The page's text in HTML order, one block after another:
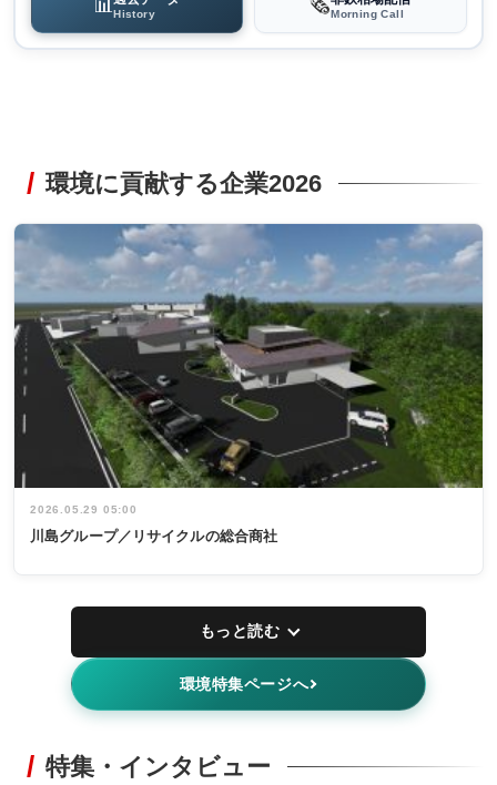
📊History 🗞️Morning Call
環境に貢献する企業2026
2026.05.29 05:00
川島グループ／リサイクルの総合商社
もっと読む
環境特集ページへ
特集・インタビュー